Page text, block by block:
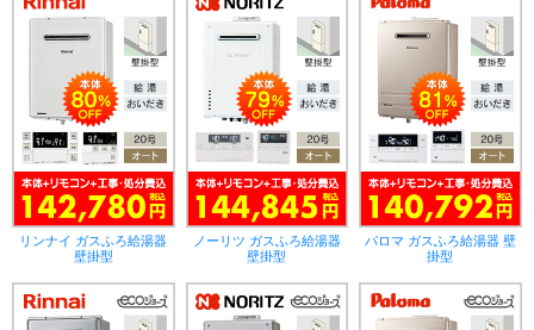
リンナイ ガスふろ給湯器
壁掛型
ノーリツ ガスふろ給湯器
壁掛型
パロマ ガスふろ給湯器 壁
掛型